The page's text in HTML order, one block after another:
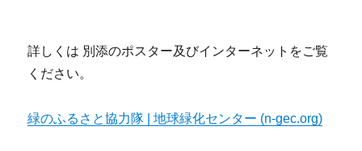
詳しくは 別添のポスター及びインターネットをご覧
ください。
緑のふるさと協力隊 | 地球緑化センター (n-gec.org)